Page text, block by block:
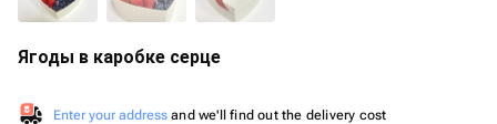
Ягоды в каробке серце
Enter your address and we'll find out the delivery cost